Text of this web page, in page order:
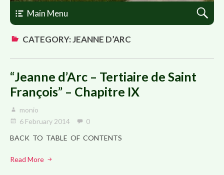
Main Menu
CATEGORY: JEANNE D’ARC
“Jeanne d’Arc – Tertiaire de Saint
François” – Chapitre IX
monio
6 February 2014
0
BACK TO TABLE OF CONTENTS
Read More